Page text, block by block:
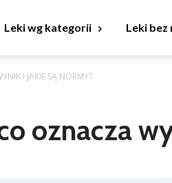
Leki wg kategorii Leki
I JAKIE SĄ NORMY?
oznacza